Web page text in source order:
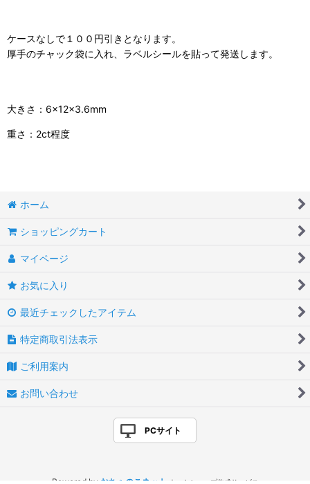
ケースなしで１００円引きとなります。
厚手のチャック袋に入れ、ラベルシールを貼って発送します。
大きさ：6×12×3.6mm
重さ：2ct程度
ホーム
ショッピングカート
マイページ
お気に入り
最近チェックしたアイテム
特定商取引法表示
ご利用案内
お問い合わせ
PCサイト
Powered by おちゃのこネット ネットショップ作成サービス